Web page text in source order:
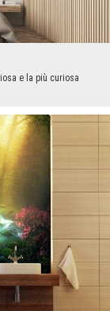
e la più curiosa